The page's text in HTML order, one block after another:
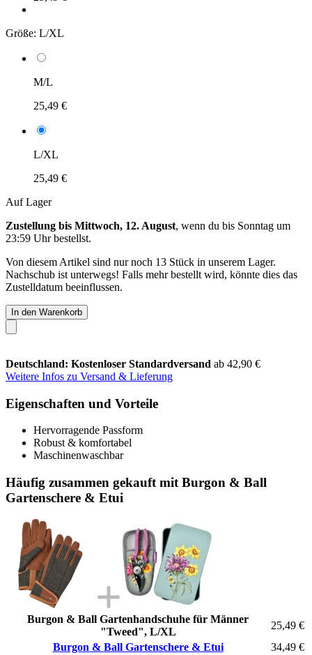
Größe: L/XL
M/L
25,49 €
L/XL
25,49 €
Auf Lager
Zustellung bis Mittwoch, 12. August, wenn du bis Sonntag um
23:59 Uhrbestellst.
Von diesem Artikel sind nur noch 13 Stück in unserem Lager.
Nachschub ist unterwegs! Falls mehr bestellt wird, könnte dies das
Zustelldatum beeinflussen.
In den Warenkorb
Deutschland: Kostenloser Standardversand ab 42,90 €
Weitere Infos zu Versand & Lieferung
Eigenschaften und Vorteile
Hervorragende Passform
Robust & komfortabel
Maschinenwaschbar
Häufig zusammen gekauft mit Burgon & Ball
Gartenschere & Etui
Burgon & Ball Gartenhandschuhe für Männer
"Tweed", L/XL
25,49 €
Burgon & Ball Gartenschere & Etui
34,49 €